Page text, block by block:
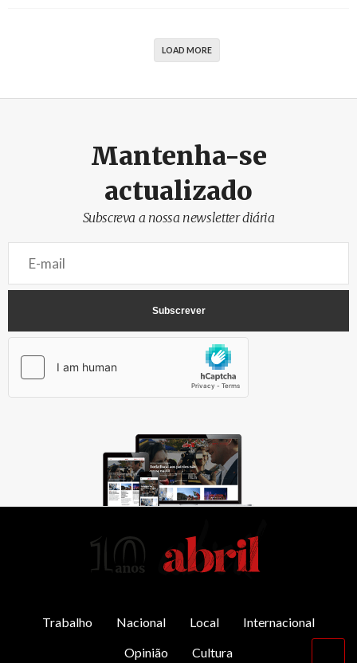
LOAD MORE
Mantenha-se
actualizado
Subscreva a nossa newsletter diária
Trabalho Nacional Local
Internacional
Opinião
Cultura